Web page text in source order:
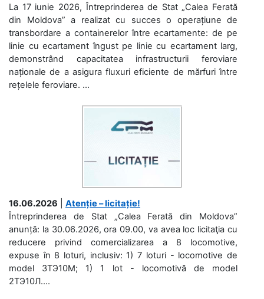
La 17 iunie 2026, Întreprinderea de Stat „Calea Ferată
din Moldova” a realizat cu succes o operațiune de
transbordare a containerelor între ecartamente: de pe
linie cu ecartament îngust pe linie cu ecartament larg,
demonstrând capacitatea infrastructurii feroviare
naționale de a asigura fluxuri eficiente de mărfuri între
rețelele feroviare. ...
16.06.2026
Atenție – licitație!
Întreprinderea de Stat „Calea Ferată din Moldova”
anunță: la 30.06.2026, ora 09.00, va avea loc licitaţia cu
reducere privind comercializarea a 8 locomotive,
expuse în 8 loturi, inclusiv: 1) 7 loturi - locomotive de
model 3ТЭ10М; 1) 1 lot - locomotivă de model
2ТЭ10Л....